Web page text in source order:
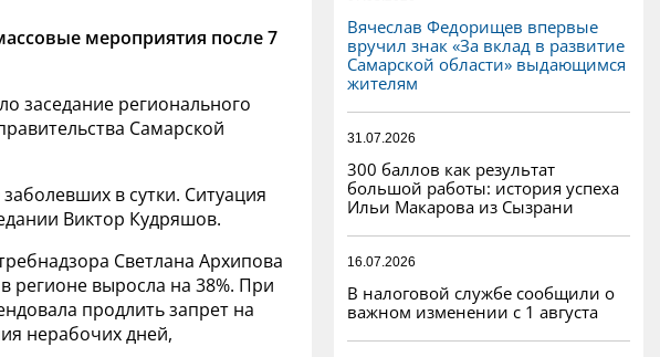
мероприятия после 7
заседание регионального
Самарской
в сутки. Ситуация
Виктор Кудряшов.
Светлана Архипова
регионе выросла на 38%. При
продлить запрет на
нерабочих дней,
Вячеслав Федорищев впервые
вручил знак «За вклад в развитие
Самарской области» выдающимся
жителям
31.07.2026
300 баллов как результат
большой работы: история успеха
Ильи Макарова из Сызрани
16.07.2026
В налоговой службе сообщили о
важном изменении с 1 августа